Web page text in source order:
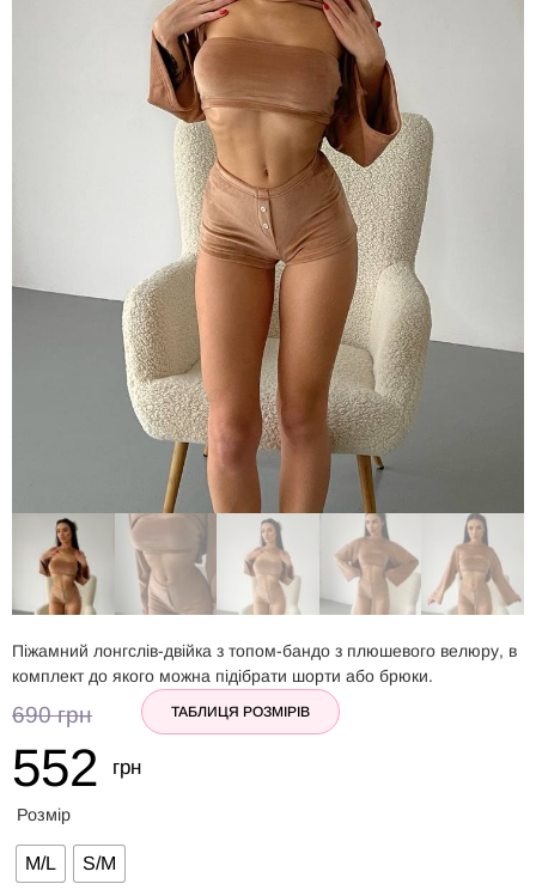
Піжамний лонгслів-двійка з топом-бандо з плюшевого велюру, в
комплект до якого можна підібрати шорти або брюки.
690грн
552 грн
ТАБЛИЦЯ РОЗМІРІВ
Розмір
M/L S/M